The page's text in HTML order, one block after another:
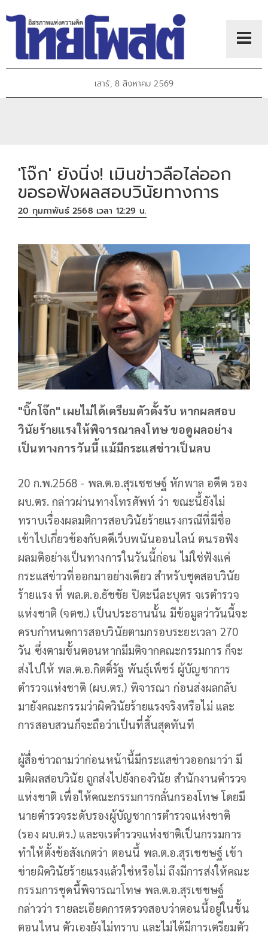
เสาร์, 8 สิงหาคม 2569
'โจ๊ก' ยังนิ่ง! เมินข่าวลือไล่ออก
ขอรอฟังผลสอบวินัยทางการ
20 กุมภาพันธ์ 2568 เวลา 12:29 น.
"บิ๊กโจ๊ก" เผยไม่ได้เตรียมตัวตั้งรับ หากผลสอบ
วินัยร้ายแรงให้พิจารณาลงโทษ ขอดูผลอย่าง
เป็นทางการวันนี้ แม้มีกระแสข่าวเป็นลบ
20 ก.พ.2568 - พล.ต.อ.สุรเชชษฐ์ หักพาล อดีต รอง
ผบ.ตร. กล่าวผ่านทางโทรศัพท์ ว่า ขณะนี้ยังไม่
ทราบเรื่องผลมติการสอบวินัยร้ายแรงกรณีที่มีชื่อ
เข้าไปเกี่ยวข้องกับคดีเว็บพนันออนไลน์ ตนรอฟัง
ผลมติอย่างเป็นทางการในวันนี้ก่อน ไม่ใช่ฟังแค่
กระแสข่าวที่ออกมาอย่างเดียว สำหรับชุดสอบวินัย
ร้ายแรง ที่ พล.ต.อ.ธัชชัย ปิตะนีละบุตร จเรตำรวจ
แห่งชาติ (จตช.) เป็นประธานนั้น มีข้อมูลว่าวันนี้จะ
ครบกำหนดการสอบวินัยตามกรอบระยะเวลา 270
วัน ซึ่งตามขั้นตอนหากมีมติจากคณะกรรมการ ก็จะ
ส่งไปให้ พล.ต.อ.กิตติ์รัฐ พันธุ์เพ็ชร์ ผู้บัญชาการ
ตำรวจแห่งชาติ (ผบ.ตร.) พิจารณา ก่อนส่งผลกลับ
มายังคณะกรรมว่าผิดวินัยร้ายแรงจริงหรือไม่ และ
การสอบสวนก็จะถือว่าเป็นที่สิ้นสุดทันที
ผู้สื่อข่าวถามว่าก่อนหน้านี้มีกระแสข่าวออกมาว่า มี
มติผลสอบวินัย ถูกส่งไปยังกองวินัย สำนักงานตำรวจ
แห่งชาติ เพื่อให้คณะกรรมการกลั่นกรองโทษ โดยมี
นายตำรวจระดับรองผู้บัญชาการตำรวจแห่งชาติ
(รอง ผบ.ตร.) และจเรตำรวจแห่งชาติเป็นกรรมการ
ทำให้ตั้งข้อสังเกตว่า ตอนนี้ พล.ต.อ.สุรเชชษฐ์ เข้า
ข่ายผิดวินัยร้ายแรงแล้วใช่หรือไม่ ถึงมีการส่งให้คณะ
กรรมการชุดนี้พิจารณาโทษ พล.ต.อ.สุรเชชษฐ์
กล่าวว่า รายละเอียดการตรวจสอบว่าตอนนี้อยู่ในขั้น
ตอนไหน ตัวเองยังไม่ทราบ และไม่ได้มีการเตรียมตัว